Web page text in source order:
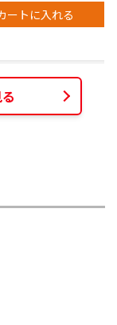
ートに入れる